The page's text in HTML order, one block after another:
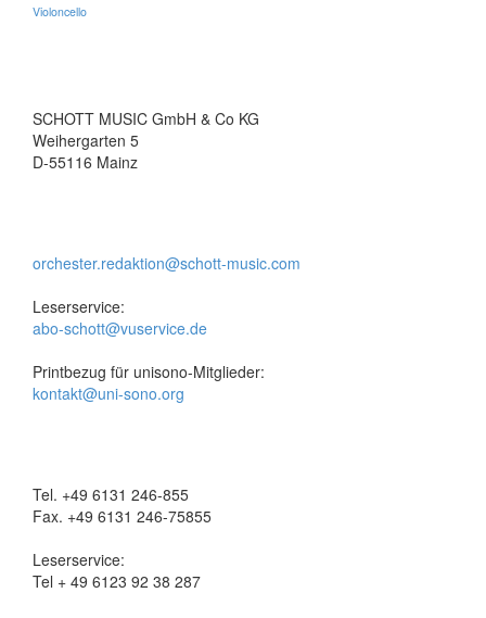
Violoncello
SCHOTT MUSIC GmbH & Co KG
Weihergarten 5
D-55116 Mainz
orchester.redaktion@schott-music.com
Leserservice:
abo-schott@vuservice.de
Printbezug für unisono-Mitglieder:
kontakt@uni-sono.org
Tel. +49 6131 246-855
Fax. +49 6131 246-75855
Leserservice:
Tel + 49 6123 92 38 287